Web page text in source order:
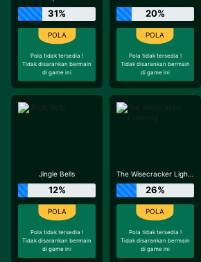
31%
Pola tidak tersedia !
Tidak disarankan bermain
di game ini
20%
Pola tidak tersedia !
Tidak disarankan bermain
di game ini
Jingle Bells
12%
Pola tidak tersedia !
Tidak disarankan bermain
di game ini
The Wisecracker Lightning
26%
Pola tidak tersedia !
Tidak disarankan bermain
di game ini